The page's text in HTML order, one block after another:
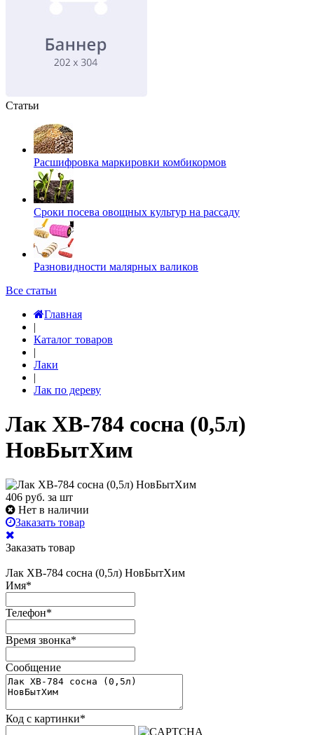
Статьи
Расшифровка маркировки комбикормов
Сроки посева овощных культур на рассаду
Разновидности малярных валиков
Все статьи
Главная
|
Каталог товаров
|
Лаки
|
Лак по дереву
Лак ХВ-784 сосна (0,5л)
НовБытХим
406 руб. за шт
Нет в наличии
Заказать товар
Заказать товар
Лак ХВ-784 сосна (0,5л) НовБытХим
Имя*
Телефон*
Время звонка*
Сообщение
Код с картинки*